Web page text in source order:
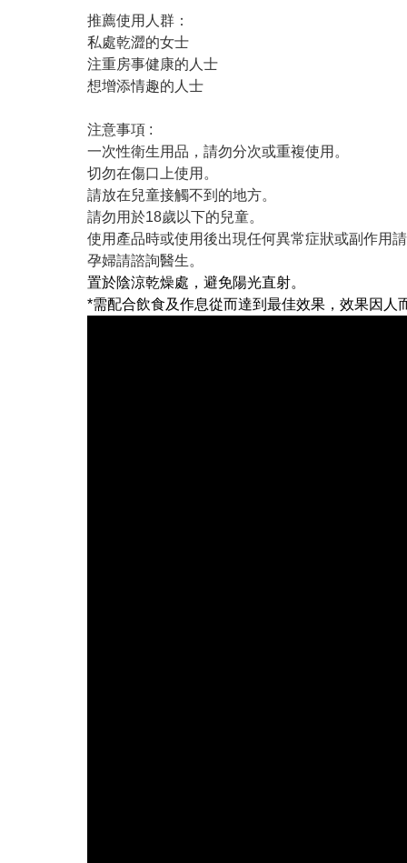
推薦使用人群：
私處乾澀的女士
注重房事健康的人士
想增添情趣的人士
注意事項 :
一次性衛生用品，請勿分次或重複使用。
切勿在傷口上使用。
請放在兒童接觸不到的地方。
請勿用於18歲以下的兒童。
使用產品時或使用後出現任何異常症狀或副作用
孕婦請諮詢醫生。
置於陰涼乾燥處 ， 避免陽光直射。
*需配合飲食及作息從而達到最佳效果，效果因人